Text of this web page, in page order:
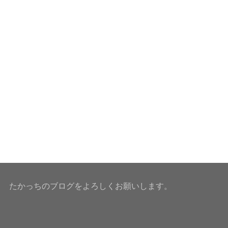
たかっちのブログをよろしくお願いします。